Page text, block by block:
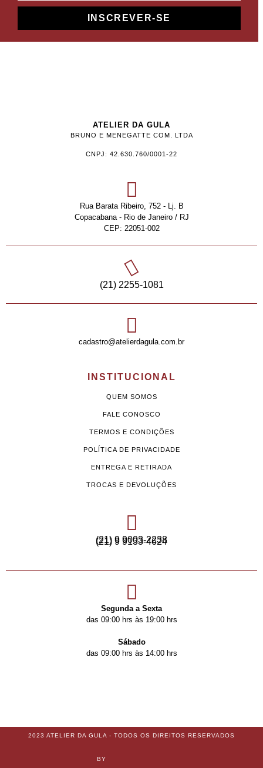
INSCREVER-SE
ATELIER DA GULA
BRUNO E MENEGATTE COM. LTDA
CNPJ: 42.630.760/0001-22
Rua Barata Ribeiro, 752 - Lj. B
Copacabana - Rio de Janeiro / RJ
CEP: 22051-002
(21) 2255-1081
cadastro@atelierdagula.com.br
INSTITUCIONAL
QUEM SOMOS
FALE CONOSCO
TERMOS E CONDIÇÕES
POLÍTICA DE PRIVACIDADE
ENTREGA E RETIRADA
TROCAS E DEVOLUÇÕES
(21) 9 9003-2238
(21) 9 9133-4624
Segunda a Sexta
das 09:00 hrs às 19:00 hrs
Sábado
das 09:00 hrs às 14:00 hrs
2023 ATELIER DA GULA - TODOS OS DIREITOS RESERVADOS
BY